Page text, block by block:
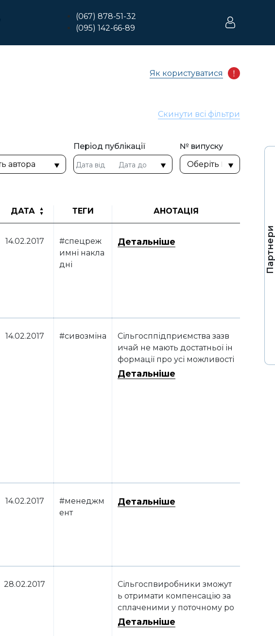
Партнери
(067) 878-51-32
(095) 142-66-89
Як користуватися
Період публікації № випуску
Скинути всі фільтри
ДАТА ТЕГИ АНОТАЦІЯ
14.02.2017
#спецреж
имні накла
дні
Детальніше
14.02.2017 #сивозміна
Сільгосппідприємства зазв
ичай не мають достатньої ін
формації про усі можливості
проекту сівозміни, окрім зап
Детальніше
14.02.2017
#менеджм
ент
Детальніше
28.02.2017
Сільгоспвиробники зможут
ь отримати компенсацію за
сплаченими у поточному ро
ці відсотками по кредитам з
Детальніше